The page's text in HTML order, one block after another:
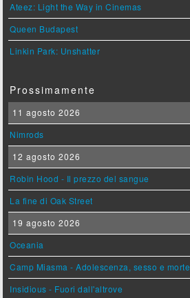
Ateez: Light the Way in Cinemas
Queen Budapest
Linkin Park: Unshatter
Prossimamente
11 agosto 2026
Nimrods
12 agosto 2026
Robin Hood - Il prezzo del sangue
La fine di Oak Street
19 agosto 2026
Oceania
Camp Miasma - Adolescenza, sesso e morte
Insidious - Fuori dall'altrove